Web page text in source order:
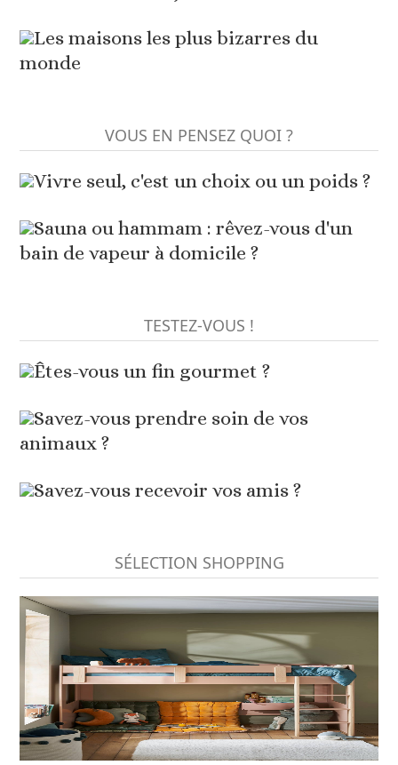
Les maisons les plus bizarres du
monde
VOUS EN PENSEZ QUOI ?
Vivre seul, c'est un choix ou un poids ?
Sauna ou hammam : rêvez-vous d'un
bain de vapeur à domicile ?
TESTEZ-VOUS !
Êtes-vous un fin gourmet ?
Savez-vous prendre soin de vos
animaux ?
Savez-vous recevoir vos amis ?
SÉLECTION SHOPPING